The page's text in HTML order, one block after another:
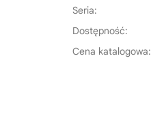
Seria:
Dostępność:
Cena katalogowa: